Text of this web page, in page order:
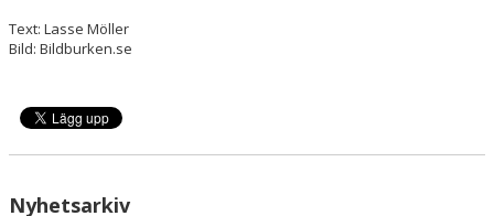
Text: Lasse Möller
Bild: Bildburken.se
Nyhetsarkiv